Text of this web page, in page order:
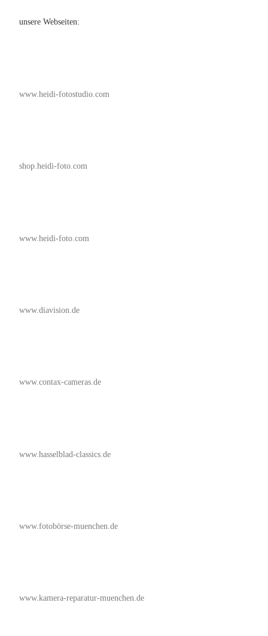
unsere Webseiten:
www.heidi-fotostudio.com
shop.heidi-foto.com
www.heidi-foto.com
www.diavision.de
www.contax-cameras.de
www.hasselblad-classics.de
www.fotobörse-muenchen.de
www.kamera-reparatur-muenchen.de